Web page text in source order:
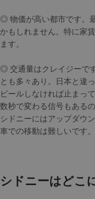
◎ 物価が高い都市です。
かもしれません。特に家
ます。
◎ 交通量はクレイジーで
とも多々あり。日本と違
ピールしなければ止まっ
数秒で変わる信号もある
シドニーにはアップダウ
車での移動は難しいです。
シドニーはどこ